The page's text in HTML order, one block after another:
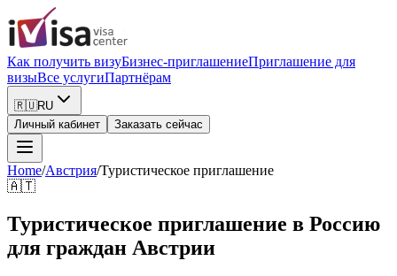
Как получить визуБизнес-приглашениеПриглашение для
визыВсе услугиПартнёрам
🇷🇺RU
Личный кабинет
Заказать сейчас
Home/Австрия/Туристическое приглашение
🇦🇹
Туристическое приглашение в Россию
для граждан Австрии